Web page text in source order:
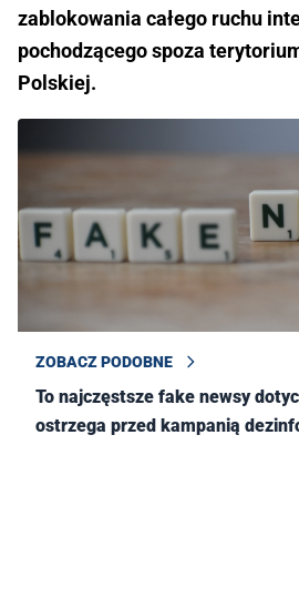
zablokowania całego ruchu
pochodzącego spoza
Polskiej.
ZOBACZ PODOBNE
To najczęstsze fake newsy
ostrzega przed kampanią